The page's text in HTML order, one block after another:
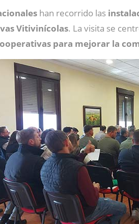
han recorrido las
Vitivinícolas. La visita se
para mejorar la